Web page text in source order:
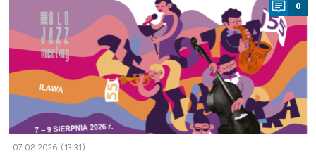
0
07.08.2026 (13:31)